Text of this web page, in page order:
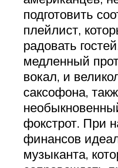
подготовить
плейлист,
радовать
медленный
вокал, и
саксофона,
фокстрот. При
финансов
музыканта,